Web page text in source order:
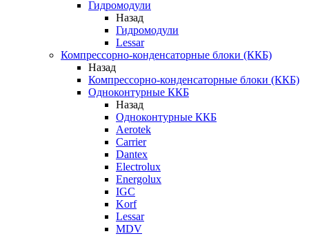
Гидромодули
Назад
Гидромодули
Lessar
Компрессорно-конденсаторные блоки (ККБ)
Назад
Компрессорно-конденсаторные блоки (ККБ)
Одноконтурные ККБ
Назад
Одноконтурные ККБ
Aerotek
Carrier
Dantex
Electrolux
Energolux
IGC
Korf
Lessar
MDV